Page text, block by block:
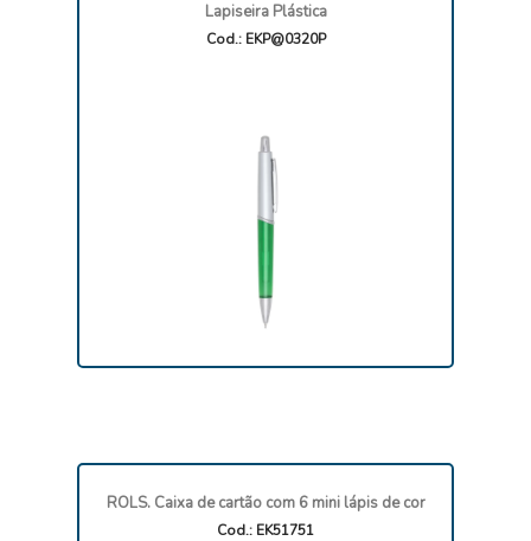
Lapiseira Plástica
Cod.: EKP@0320P
ROLS. Caixa de cartão com 6 mini lápis de cor
Cod.: EK51751